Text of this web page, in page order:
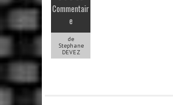
Commentair
e
de
Stephane
DEVEZ